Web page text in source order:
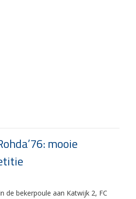
mooie
de bekerpoule aan Katwijk 2, FC